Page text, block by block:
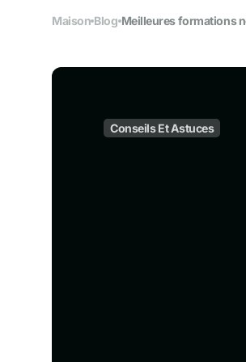
Maison Blog Meilleures formations
Conseils Et Astuces